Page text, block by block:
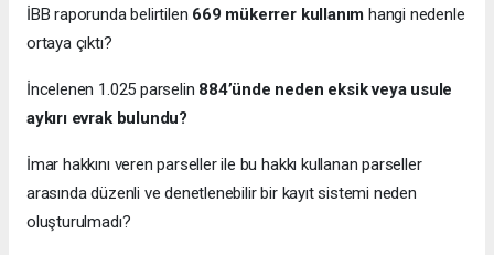
İBB raporunda belirtilen 669 mükerrer kullanım hangi nedenle
ortaya çıktı?
İncelenen 1.025 parselin 884’ünde neden eksik veya usule
aykırı evrak bulundu?
İmar hakkını veren parseller ile bu hakkı kullanan parseller
arasında düzenli ve denetlenebilir bir kayıt sistemi neden
oluşturulmadı?